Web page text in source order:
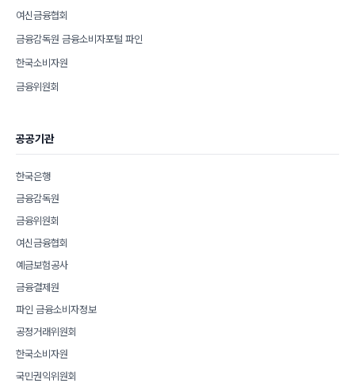
여신금융협회
금융감독원 금융소비자포털 파인
한국소비자원
금융위원회
공공기관
한국은행
금융감독원
금융위원회
여신금융협회
예금보험공사
금융결제원
파인 금융소비자정보
공정거래위원회
한국소비자원
국민권익위원회